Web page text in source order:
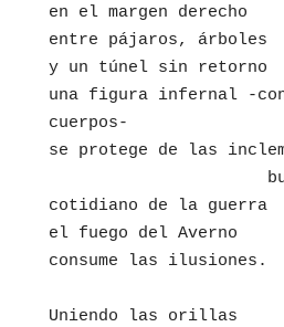
en el margen derecho
entre pájaros, árboles
y un túnel sin retorno
una figura infernal -
cuerpos-
se protege de las
cotidiano de la guerra
el fuego del Averno
consume las ilusiones.
Uniendo las orillas